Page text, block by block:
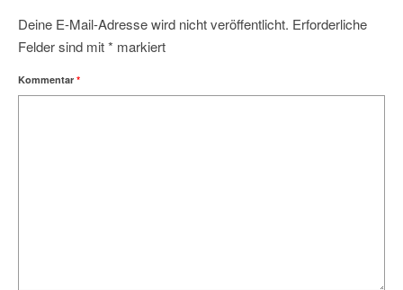
Deine E-Mail-Adresse wird nicht veröffentlicht. Erforderliche
Felder sind mit* markiert
Kommentar *